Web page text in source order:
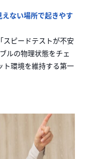
ない場所で起きやす
スピードテストが不安
ルの物理状態をチェ
ト環境を維持する第一